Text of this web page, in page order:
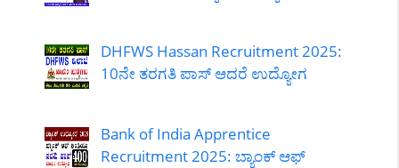
DHFWS Hassan Recruitment 2025:
10ನೇ ತರಗತಿ ಪಾಸ್ ಆದರೆ ಉದ್ಯೋಗ
Bank of India Apprentice
Recruitment 2025: ಬ್ಯಾಂಕ್ ಆಫ್